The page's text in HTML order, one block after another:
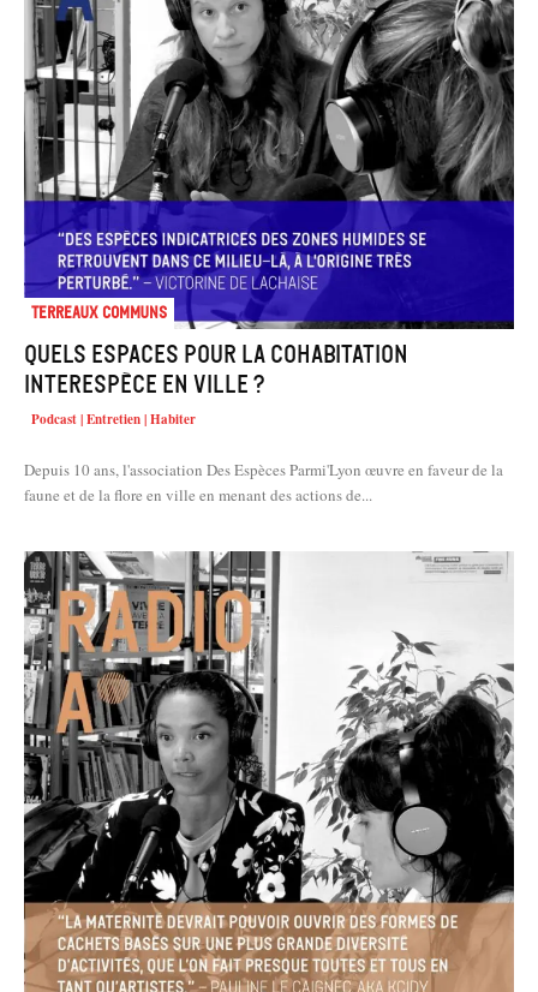
Terreaux Communs
Quels espaces pour la cohabitation
interespèce en ville ?
Podcast | Entretien | Habiter
Depuis 10 ans, l'association Des Espèces Parmi'Lyon œuvre en faveur de la
faune et de la flore en ville en menant des actions de...